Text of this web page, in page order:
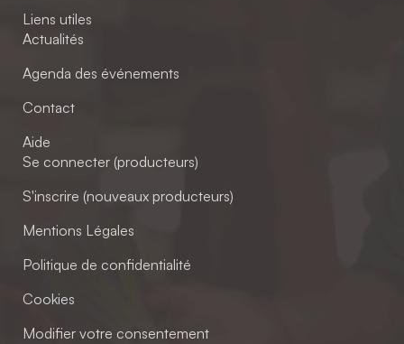
Liens utiles
Actualités
Agenda des événements
Contact
Aide
Se connecter (producteurs)
S'inscrire (nouveaux producteurs)
Mentions Légales
Politique de confidentialité
Cookies
Modifier votre consentement